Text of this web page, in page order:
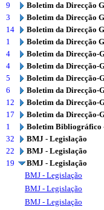
9
Boletim da Direcção
3
Boletim da Direcção
14
Boletim da Direcção
1
Boletim da Direcção
4
Boletim da Direcção-
4
Boletim da Direcção-
5
Boletim da Direcção-
6
Boletim da Direcção-
12
Boletim da Direcção-
17
Boletim da Direcção-
1
Boletim Bibliográfico
32
BMJ - Legislação
22
BMJ - Legislação
19
BMJ - Legislação
BMJ - Legislação
BMJ - Legislação
BMJ - Legislação